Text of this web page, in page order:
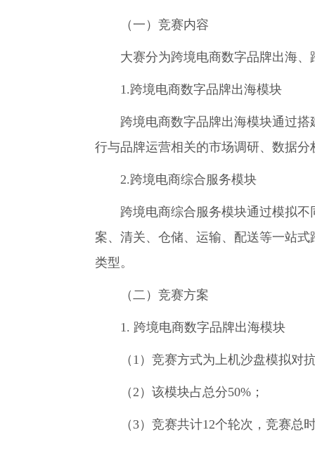
（一）竞赛内容
大赛分为跨境电商数字品牌出海、
1.跨境电商数字品牌出海模块
跨境电商数字品牌出海模块通过搭
行与品牌运营相关的市场调研、数据
2.跨境电商综合服务模块
跨境电商综合服务模块通过模拟不
案、清关、仓储、运输、配送等一站
类型。
（二）竞赛方案
1. 跨境电商数字品牌出海模块
（1）竞赛方式为上机沙盘模拟对
（2）该模块占总分50%；
（3）竞赛共计12个轮次，竞赛总时